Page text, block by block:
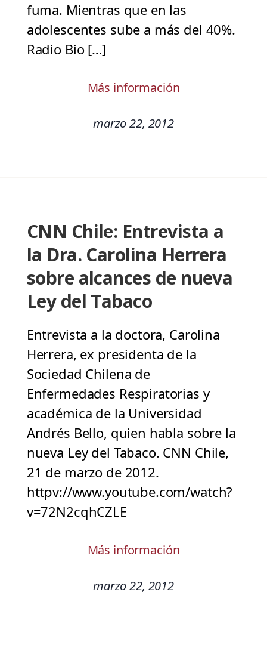
fuma. Mientras que en las
adolescentes sube a más del 40%.
Radio Bio […]
Más información
marzo 22, 2012
CNN Chile: Entrevista a
la Dra. Carolina Herrera
sobre alcances de nueva
Ley del Tabaco
Entrevista a la doctora, Carolina
Herrera, ex presidenta de la
Sociedad Chilena de
Enfermedades Respiratorias y
académica de la Universidad
Andrés Bello, quien habla sobre la
nueva Ley del Tabaco. CNN Chile,
21 de marzo de 2012.
httpv://www.youtube.com/watch?
v=72N2cqhCZLE
Más información
marzo 22, 2012